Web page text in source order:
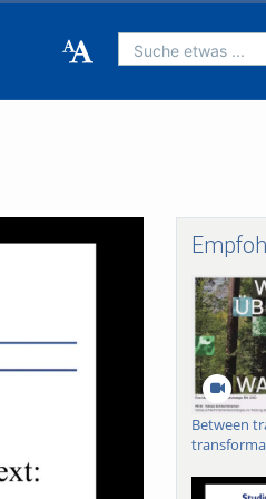
Suche etwas ...
Between